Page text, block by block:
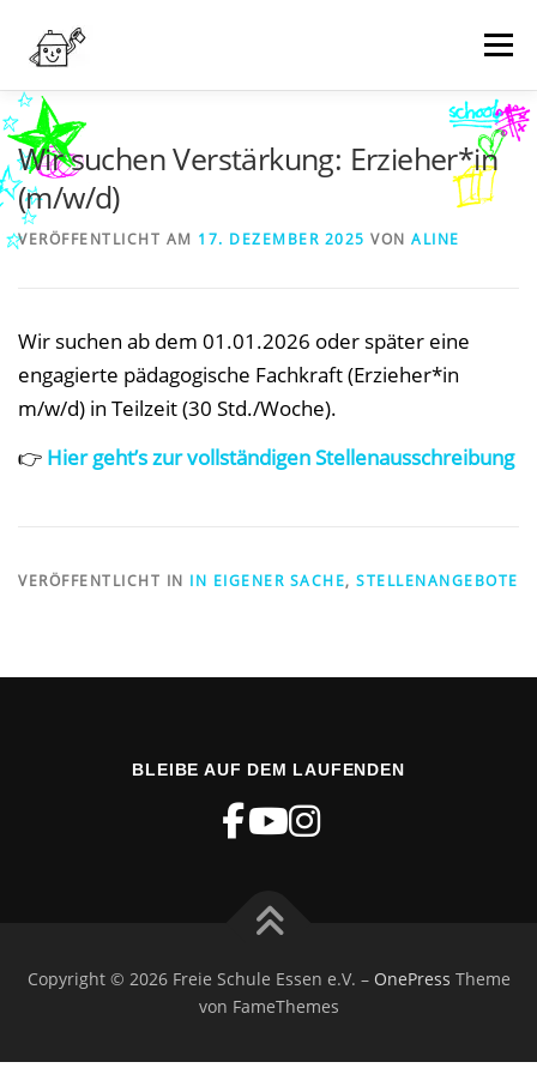
Inhalt
springen
Menü
NEWS
Wir suchen Verstärkung: Erzieher*in
(m/w/d)
VERÖFFENTLICHT AM 17. DEZEMBER 2025 VON ALINE
Wir suchen ab dem 01.01.2026 oder später eine
engagierte pädagogische Fachkraft (Erzieher*in
m/w/d) in Teilzeit (30 Std./Woche).
👉 Hier geht’s zur vollständigen Stellenausschreibung
VERÖFFENTLICHT IN IN EIGENER SACHE, STELLENANGEBOTE
BLEIBE AUF DEM LAUFENDEN
Copyright © 2026 Freie Schule Essen e.V. – OnePress Theme
von FameThemes